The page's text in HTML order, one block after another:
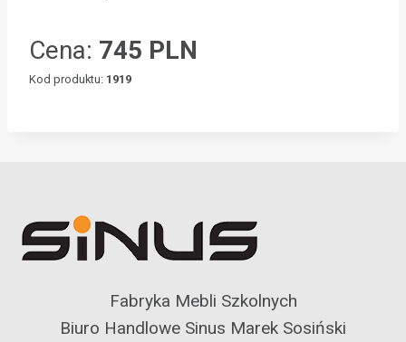
Cena: 745 PLN
Kod produktu: 1919
Fabryka Mebli Szkolnych
Biuro Handlowe Sinus Marek Sosiński